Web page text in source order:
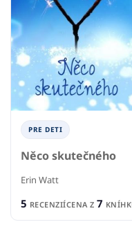
PRE DETI
Něco skutečného
Erin Watt
5 RECENZIÍCENA Z 7